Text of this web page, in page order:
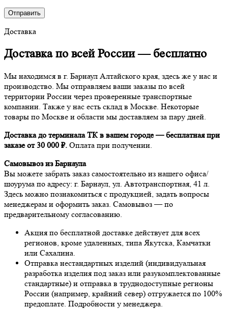
Доставка
Доставка по всей России —бесплатно
Мы находимся в г. Барнаул Алтайского края, здесь же у нас и
производство. Мы отправляем ваши заказы по всей
территории России через проверенные транспортные
компании. Также у нас есть склад в Москве. Некоторые
товары по Москве и области мы доставляем за пару дней.
Доставка до терминала ТК в вашем городе — бесплатная при
заказе от 30 000 ₽. Оплата при получении.
Самовывоз из Барнаула
Вы можете забрать заказ самостоятельно из нашего офиса/
шоурума по адресу: г. Барнаул, ул. Автотранспортная, 41 л.
Здесь можно познакомиться с продукцией, задать вопросы
менеджерам и оформить заказ. Самовывоз — по
предварительному согласованию.
Акция по бесплатной доставке действует для всех
регионов, кроме удаленных, типа Якутска, Камчатки
или Сахалина.
Отправка нестандартных изделий (индивидуальная
разработка изделия под заказ или разукомплектованные
стандартные) и отправка в труднодоступные регионы
России (например, крайний север) отгружается по 100%
предоплате. Подробности у менеджера.